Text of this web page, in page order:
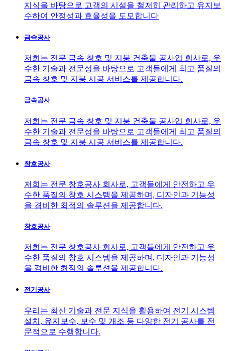
지식을 바탕으로 고객의 시설을 철저히 관리하고 유지보
수하여 안정성과 효율성을 도모합니다
금속공사
저희는 전문 금속 창호 및 지붕 건축물 공사업 회사로, 우
수한 기술과 전문성을 바탕으로 고객들에게 최고 품질의
금속 창호 및 지붕 시공 서비스를 제공합니다.
금속공사
저희는 전문 금속 창호 및 지붕 건축물 공사업 회사로, 우
수한 기술과 전문성을 바탕으로 고객들에게 최고 품질의
금속 창호 및 지붕 시공 서비스를 제공합니다.
창호공사
저희는 전문 창호공사 회사로, 고객들에게 안전하고 우
수한 품질의 창호 시스템을 제공하며, 디자인과 기능성
을 겸비한 최적의 솔루션을 제공합니다.
창호공사
저희는 전문 창호공사 회사로, 고객들에게 안전하고 우
수한 품질의 창호 시스템을 제공하며, 디자인과 기능성
을 겸비한 최적의 솔루션을 제공합니다.
전기공사
우리는 최신 기술과 전문 지식을 활용하여 전기 시스템
설치, 유지보수, 보수 및 개조 등 다양한 전기 공사를 전
문적으로 수행합니다.